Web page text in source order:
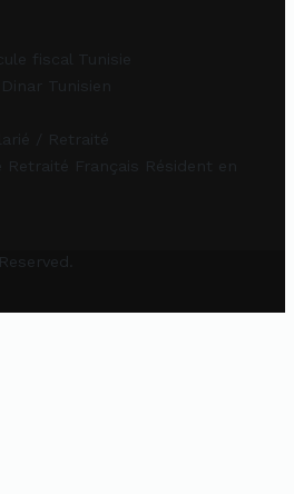
fiscal Tunisie
Tunisien
/ Retraité
Retraité Français Résident en